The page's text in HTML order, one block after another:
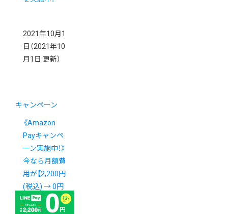
2021年10月1
日 （2021年10
月1日 更新）
キャンペーン
《Amazon
Payキャンペ
ーン実施中！》
今なら月額費
用が【2,200円
(税込) → 0円
】